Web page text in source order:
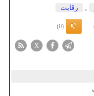
رقابت
(0)
X